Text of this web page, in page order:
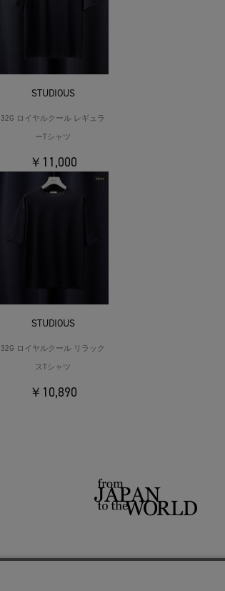
STUDIOUS
32G ロイヤルクール レギュラ
ーTシャツ
￥11,000
STUDIOUS
32G ロイヤルクール リラック
スTシャツ
￥10,890